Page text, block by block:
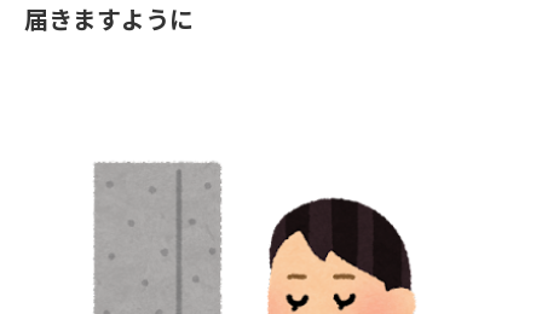
届きますように